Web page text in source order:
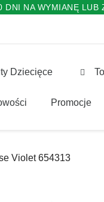
DNI NA WYMIANĘ LUB
Dziecięce
Promocje
Violet 654313